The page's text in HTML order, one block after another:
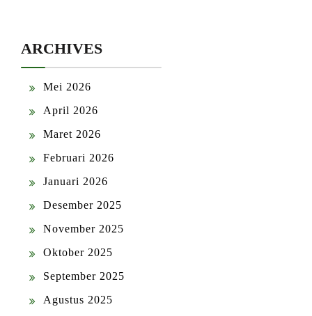
ARCHIVES
Mei 2026
April 2026
Maret 2026
Februari 2026
Januari 2026
Desember 2025
November 2025
Oktober 2025
September 2025
Agustus 2025